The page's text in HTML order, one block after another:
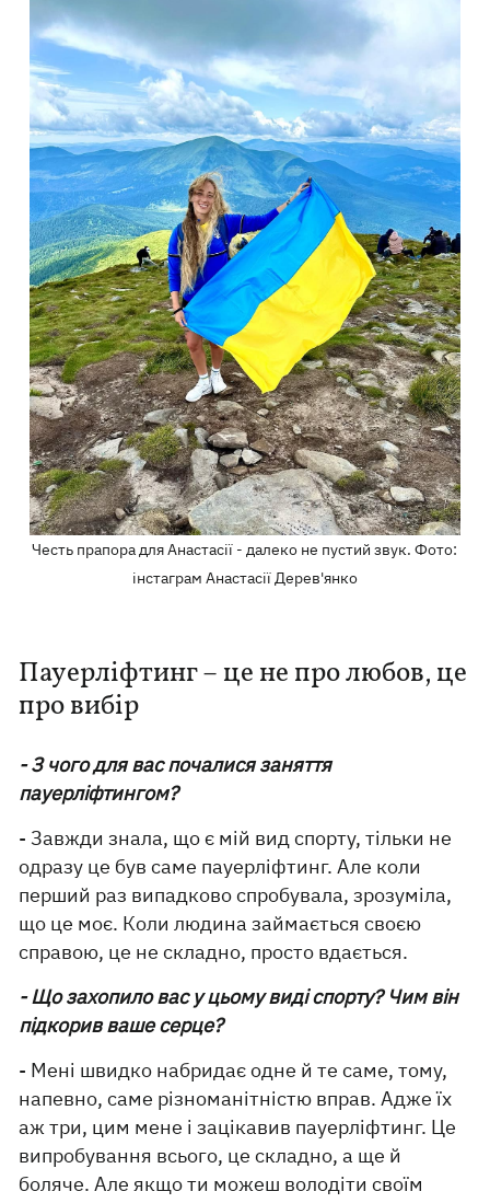
Честь прапора для Анастасії - далеко не пустий звук. Фото:
інстаграм Анастасії Дерев'янко
Пауерліфтинг – це не про любов, це
про вибір
- З чого для вас почалися заняття
пауерліфтингом?
- Завжди знала, що є мій вид спорту, тільки не
одразу це був саме пауерліфтинг. Але коли
перший раз випадково спробувала, зрозуміла,
що це моє. Коли людина займається своєю
справою, це не складно, просто вдається.
- Що захопило вас у цьому виді спорту? Чим він
підкорив ваше серце?
- Мені швидко набридає одне й те саме, тому,
напевно, саме різноманітністю вправ. Адже їх
аж три, цим мене і зацікавив пауерліфтинг. Це
випробування всього, це складно, а ще й
боляче. Але якщо ти можеш володіти своїм